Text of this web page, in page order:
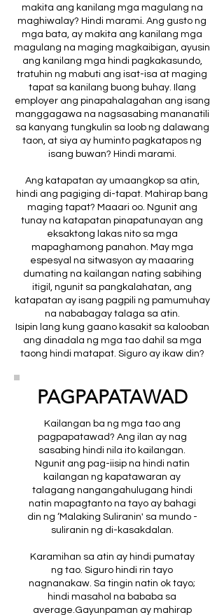
makita ang kanilang mga magulang na
maghiwalay? Hindi marami. Ang gusto ng
mga bata, ay makita ang kanilang mga
magulang na maging magkaibigan, ayusin
ang kanilang mga hindi pagkakasundo,
tratuhin ng mabuti ang isat-isa at maging
tapat sa kanilang buong buhay. Ilang
employer ang pinapahalagahan ang isang
manggagawa na nagsasabing mananatili
sa kanyang tungkulin sa loob ng dalawang
taon, at siya ay huminto pagkatapos ng
isang buwan? Hindi marami.
Ang katapatan ay umaangkop sa atin,
hindi ang pagiging di-tapat. Mahirap bang
maging tapat? Maaari oo. Ngunit ang
tunay na katapatan pinapatunayan ang
eksaktong lakas nito sa mga
mapaghamong panahon. May mga
espesyal na sitwasyon ay maaaring
dumating na kailangan nating sabihing
itigil, ngunit sa pangkalahatan, ang
katapatan ay isang pagpili ng pamumuhay
na nababagay talaga sa atin.
Isipin lang kung gaano kasakit sa kalooban
ang dinadala ng mga tao dahil sa mga
taong hindi matapat. Siguro ay ikaw din?
PAGPAPATAWAD
Kailangan ba ng mga tao ang
pagpapatawad? Ang ilan ay nag
sasabing hindi nila ito kailangan.
Ngunit ang pag-iisip na hindi natin
kailangan ng kapatawaran ay
talagang nangangahulugang hindi
natin mapagtanto na tayo ay bahagi
din ng ‘Malaking Suliranin' sa mundo -
suliranin ng di-kasakdalan.
Karamihan sa atin ay hindi pumatay
ng tao. Siguro hindi rin tayo
nagnanakaw. Sa tingin natin ok tayo;
hindi masahol na bababa sa
average.Gayunpaman ay mahirap